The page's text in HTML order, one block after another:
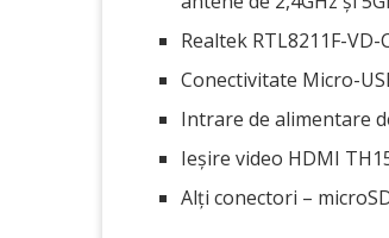
Realtek RTL8211F-
Conectivitate Micro-
Intrare de alimentare
Ieșire video HDMI
Alți conectori –